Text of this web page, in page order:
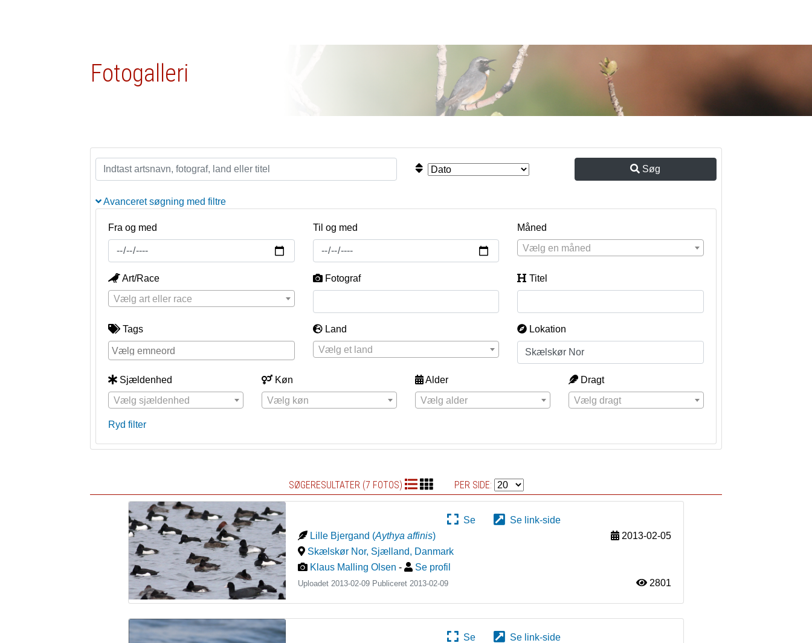
Fotogalleri
Søg
Avanceret søgning med filtre
Fra og med Til og med
Måned
Vælg en måned
Art/Race
Vælg art eller race
Fotograf Titel
Tags
Land
Vælg et land
Lokation
Sjældenhed
Vælg sjældenhed
Køn
Vælg køn
Alder
Vælg alder
Dragt
Vælg dragt
Ryd filter
SØGERESULTATER (7 FOTOS) PER SIDE:
Se
Se link-side
Lille Bjergand (Aythya affinis)
2013-02-05
Skælskør Nor, Sjælland, Danmark
Klaus Malling Olsen - Se profil
Uploadet 2013-02-09 Publiceret2013-02-09 2801
Se
Se link-side